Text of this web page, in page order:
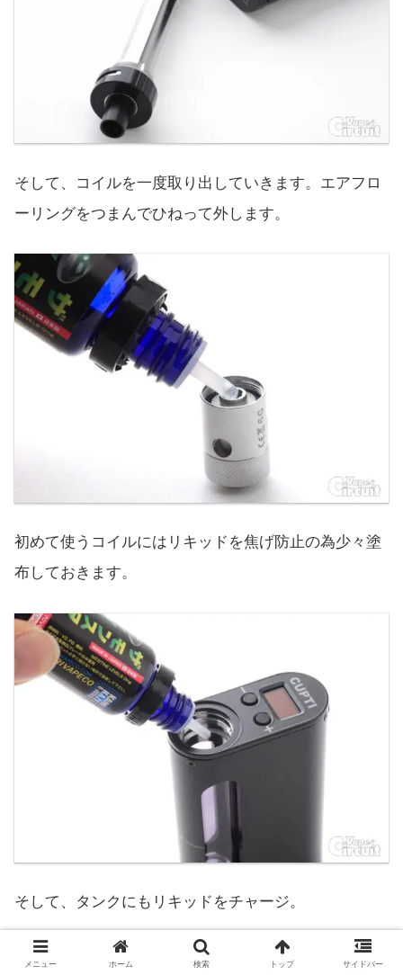
そして、コイルを一度取り出していきます。エアフロ
ーリングをつまんでひねって外します。
初めて使うコイルにはリキッドを焦げ防止の為少々塗
布しておきます。
そして、タンクにもリキッドをチャージ。
メニュー ホーム 検索 トップ サイドバー